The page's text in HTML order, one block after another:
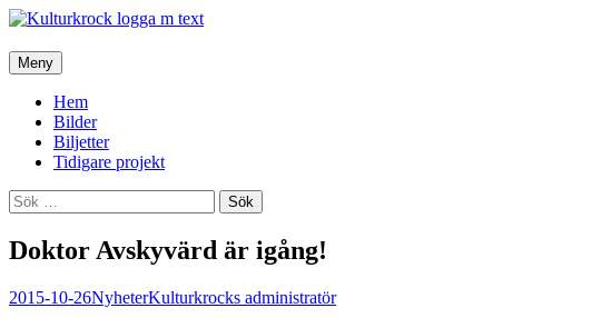
Meny Hoppa
till
innehåll
Hem
Bilder
Biljetter
Tidigare projekt
Sök
efter:
Doktor Avskyvärd är igång!
2015-10-26NyheterKulturkrocks administratör